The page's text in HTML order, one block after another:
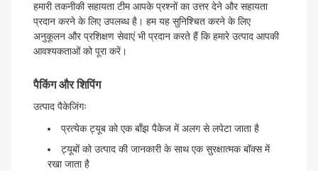
हमारी तकनीकी सहायता टीम आपके प्रश्नों का उत्तर देने और सहायता
प्रदान करने के लिए उपलब्ध है। हम यह सुनिश्चित करने के लिए
अनुकूलन और प्रशिक्षण सेवाएं भी प्रदान करते हैं कि हमारे उत्पाद आपकी
आवश्यकताओं को पूरा करें।
पैकिंग और शिपिंग
उत्पाद पैकेजिंगः
प्रत्येक ट्यूब को एक बाँझ पैकेज में अलग से लपेटा जाता है
ट्यूबों को उत्पाद की जानकारी के साथ एक सुरक्षात्मक बॉक्स में
रखा जाता है